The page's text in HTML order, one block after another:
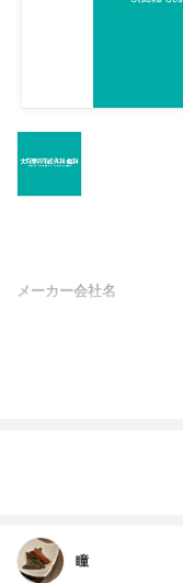
メーカー会社名
瞳